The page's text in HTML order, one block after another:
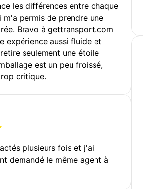
les différences entre chaque
m'a permis de prendre une
Bravo à gettransport.com
expérience aussi fluide et
seulement une étoile
est un peu froissé,
critique.
plusieurs fois et j'ai
demandé le même agent à